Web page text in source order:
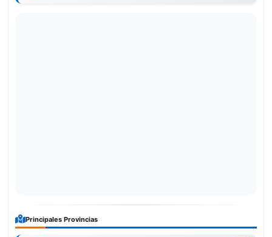
Principales Provincias